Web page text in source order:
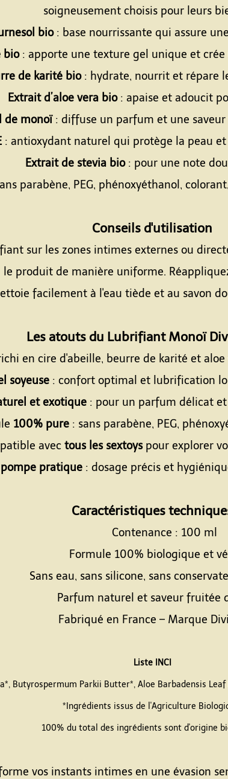
soigneusement choisis pour leurs
bio: base nourrissante qui assure
bio: apporte une texture gel unique et
de karité bio: hydrate, nourrit et répare
Extrait d’aloe vera bio: apaise et adoucit
de monoï: diffuse un parfum et une
: antioxydant naturel qui protège la peau
Extrait de stevia bio: pour une note
parabène, PEG, phénoxyéthanol,
Conseils d'utilisation
sur les zones intimes externes ou
le produit de manière uniforme.
facilement à l'eau tiède et au savon
Les atouts du Lubrifiant Monoï
en cire d'abeille, beurre de karité et
soyeuse: confort optimal et lubrification
et exotique : pour un parfum délicat
100% pure : sans parabène, PEG,
avec tous les sextoyspour explorer
pompe pratique: dosage précis et
Caractéristiques
Contenance : 100 ml
Formule 100% biologique et
Sans eau, sans silicone, sans
Parfum naturel et saveur fruitée
Fabriqué en France – Marque
Liste INCI
Butyrospermum Parkii Butter*, Aloe Barbadensis
*Ingrédients issus de l'Agriculture
100% du total des ingrédients sont d'origine
vos instants intimes en une évasion